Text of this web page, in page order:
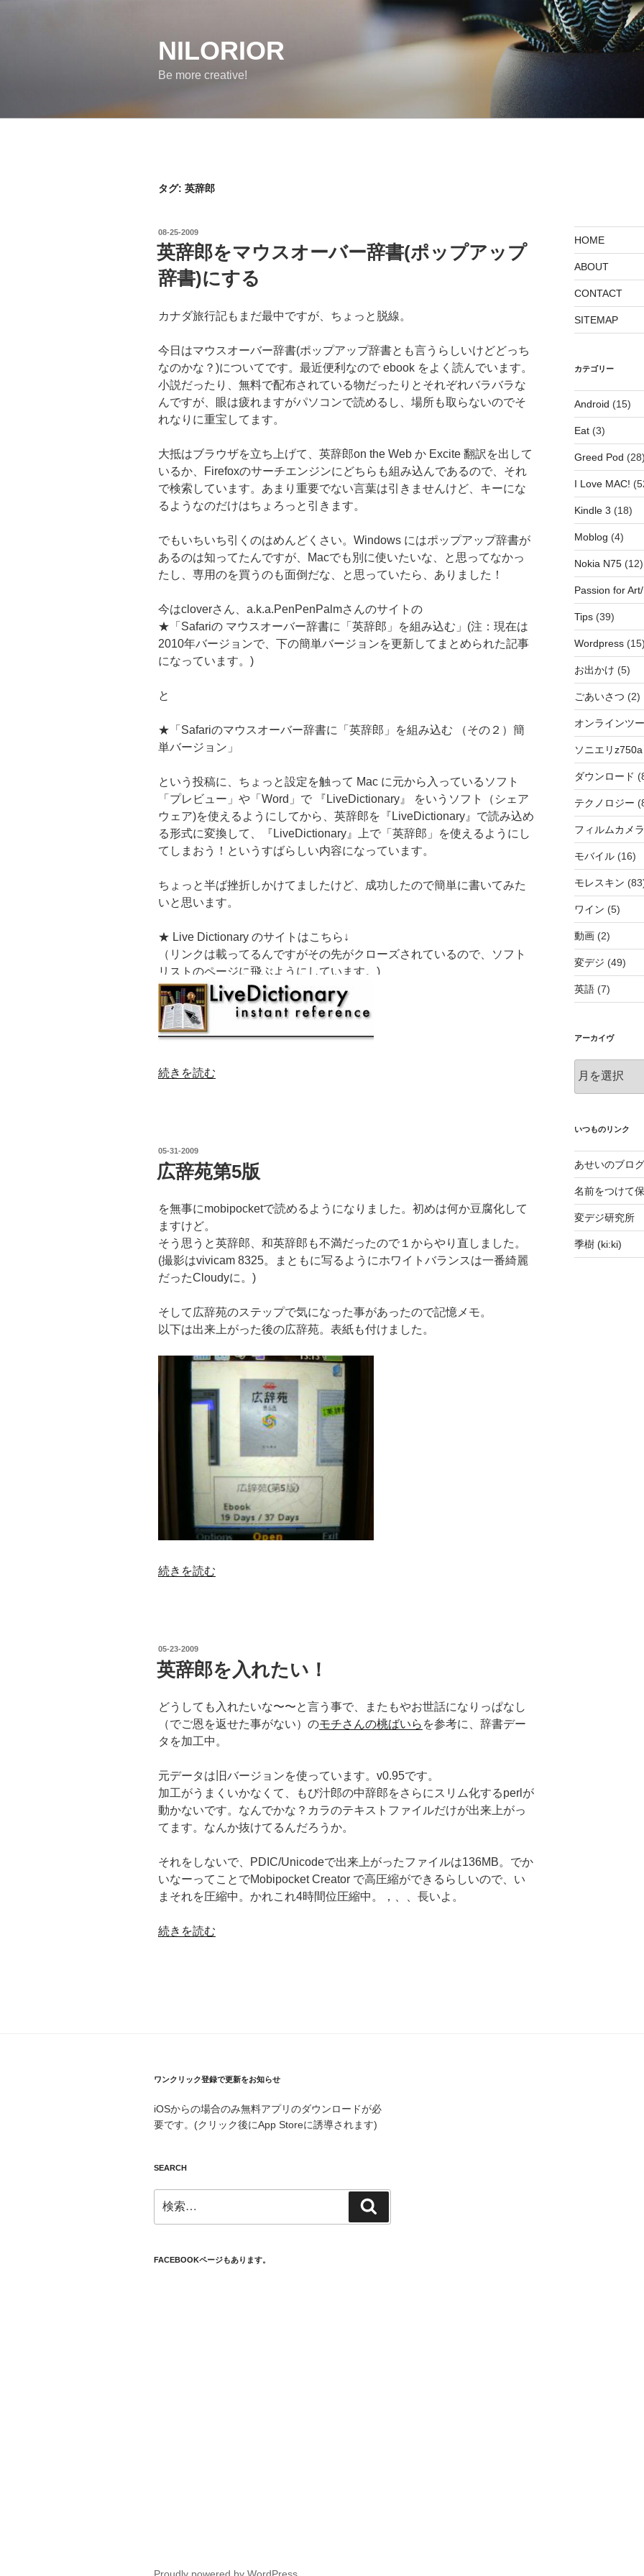
NILORIOR
Be more creative!
タグ: 英辞郎
投
稿
日:
08-25-2009
英辞郎をマウスオーバー辞書(ポップアップ
辞書)にする
カナダ旅行記もまだ最中ですが、ちょっと脱線。
今日はマウスオーバー辞書(ポップアップ辞書とも言うらしいけどどっち
なのかな？)についてです。最近便利なので ebook をよく読んでいます。
小説だったり、無料で配布されている物だったりとそれぞれバラバラな
んですが、眼は疲れますがパソコンで読めるし、場所も取らないのでそ
れなりに重宝してます。
大抵はブラウザを立ち上げて、英辞郎on the Web か Excite 翻訳を出して
いるか、Firefoxのサーチエンジンにどちらも組み込んであるので、それ
で検索しています。あまり重要でない言葉は引きませんけど、キーにな
るようなのだけはちょろっと引きます。
でもいちいち引くのはめんどくさい。Windows にはポップアップ辞書が
あるのは知ってたんですが、Macでも別に使いたいな、と思ってなかっ
たし、専用のを買うのも面倒だな、と思っていたら、ありました！
今はcloverさん、a.k.a.PenPenPalmさんのサイトの
★「Safariの マウスオーバー辞書に「英辞郎」を組み込む」(注：現在は
2010年バージョンで、下の簡単バージョンを更新してまとめられた記事
になっています。)
と
★「Safariのマウスオーバー辞書に「英辞郎」を組み込む （その２）簡
単バージョン」
という投稿に、ちょっと設定を触って Mac に元から入っているソフト
「プレビュー」や「Word」で 『LiveDictionary』 をいうソフト（シェア
ウェア)を使えるようにしてから、英辞郎を『LiveDictionary』で読み込め
る形式に変換して、『LiveDictionary』上で「英辞郎」を使えるようにし
てしまおう！というすばらしい内容になっています。
ちょっと半ば挫折しかけてましたけど、成功したので簡単に書いてみた
いと思います。
★ Live Dictionary のサイトはこちら↓
（リンクは載ってるんですがその先がクローズされているので、ソフト
リストのページに飛ぶようにしています。)
“英
ウ
ス
ー
バ
ー
辞
書
ッ
プ
プ
辞
に
続きを読む
投
稿
日:
05-31-2009
広辞苑第5版
を無事にmobipocketで読めるようになりました。初めは何か豆腐化して
ますけど。
そう思うと英辞郎、和英辞郎も不満だったので１からやり直しました。
(撮影はvivicam 8325。まともに写るようにホワイトバランスは一番綺麗
だったCloudyに。)
そして広辞苑のステップで気になった事があったので記憶メモ。
以下は出来上がった後の広辞苑。表紙も付けました。
“広
の
続きを読む
投
稿
日:
05-23-2009
英辞郎を入れたい！
どうしても入れたいな〜〜と言う事で、またもやお世話になりっぱなし
（でご恩を返せた事がない）のモチさんの桃ばいら を参考に、辞書デー
タを加工中。
元データは旧バージョンを使っています。v0.95です。
加工がうまくいかなくて、もび汁郎の中辞郎をさらにスリム化するperlが
動かないです。なんでかな？カラのテキストファイルだけが出来上がっ
てます。なんか抜けてるんだろうか。
それをしないで、PDIC/Unicodeで出来上がったファイルは136MB。でか
いなーってことでMobipocket Creator で高圧縮ができるらしいので、い
まそれを圧縮中。かれこれ4時間位圧縮中。，、、長いよ。
“英
続きを読む
HOME
ABOUT
CONTACT
SITEMAP
カテゴリー
Android (15)
Eat(3)
Greed Pod
I Love MAC!
Kindle 3 (18)
Moblog (4)
Nokia N75(12)
Passion for
Tips(39)
Wordpress
お出かけ (5)
ごあいさつ (2)
オンラインツ
ソニエリz750a
ダウンロード
テクノロジー
フィルムカメラ
モバイル(16)
モレスキン
ワイン (5)
動画(2)
変デジ (49)
英語(7)
アーカイヴ
ー
カ
ヴ
いつものリンク
あせいのブログ
名前をつけて
変デジ研究所
季樹 (ki:ki)
ワンクリック登録で更新をお知らせ
iOSからの場合のみ無料アプリのダウンロードが必
要です。(クリック後にApp Storeに誘導されます)
SEARCH
索:
索
FACEBOOKページもあります。